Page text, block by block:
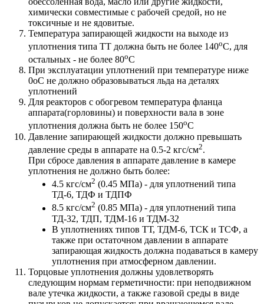
химически совместимые с рабочей средой, но не
токсичные и не ядовитые.
Температура запирающей жидкости на выходе из
уплотнения типа ТТ должна быть не более 140oС, для
остальных - не более 80oС
При эксплуатации уплотнений при температуре ниже
0oС не должно образовываться льда на деталях
уплотнений
Для реакторов с обогревом температура фланца
аппарата(горловины) и поверхности вала в зоне
уплотнения должна быть не более 150oС
Давление запирающей жидкости должно превышать
давление среды в аппарате на 0.5-2 кгс/см2.
При сбросе давления в аппарате давление в камере
уплотнения не должно быть более:
4.5 кгс/см2 (0.45 МПа) - для уплотнений типа
ТД-6, ТДФ и ТДПФ
8.5 кгс/см2 (0.85 МПа) - для уплотнений типа
ТД-32, ТДП, ТДМ-16 и ТДМ-32
В уплотнениях типов ТТ, ТДМ-6, ТСК и ТСФ, а
также при остаточном давлении в аппарате
запирающая жидкость должна подаваться в камеру
уплотнения при атмосферном давлении.
Торцовые уплотнения должны удовлетворять
следующим нормам герметичности: при неподвижном
вале утечка жидкости, а также газовой среды в виде